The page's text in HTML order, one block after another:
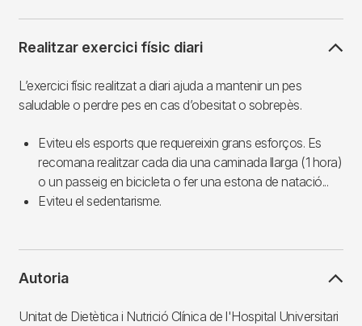
Realitzar exercici físic diari
L’exercici físic realitzat a diari ajuda a mantenir un pes
saludable o perdre pes en cas d’obesitat o sobrepès.
Eviteu els esports que requereixin grans esforços. Es
recomana realitzar cada dia una caminada llarga (1 hora)
o un passeig en bicicleta o fer una estona de natació...
Eviteu el sedentarisme.
Autoria
Unitat de Dietètica i Nutrició Clínica de l'Hospital Universitari